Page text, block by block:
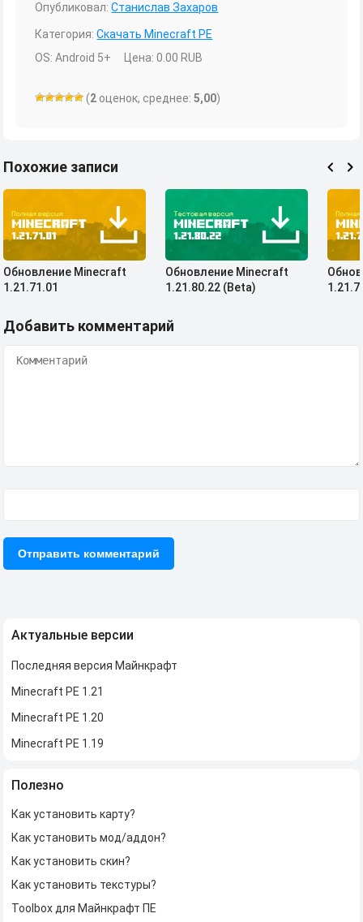
Опубликовал:Станислав Захаров
Категория:Скачать Minecraft PE
OS:Android 5+ Цена: 0.00 RUB
(2 оценок, среднее:5,00)
Похожие записи
Обновление Minecraft
1.21.71.01
Обновление Minecraft
1.21.80.22 (Beta)
Добавить комментарий
Актуальные версии
Последняя версия Майнкрафт
Minecraft PE 1.21
Minecraft PE 1.20
Minecraft PE 1.19
Полезно
Как установить карту?
Как установить мод/аддон?
Как установить скин?
Как установить текстуры?
Toolbox для Майнкрафт ПЕ